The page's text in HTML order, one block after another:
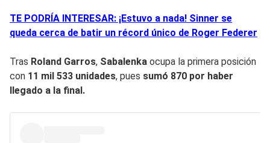
TE PODRÍA INTERESAR: ¡Estuvo a nada! Sinner se
queda cerca de batir un récord único de Roger Federer
Tras Roland Garros, Sabalenka ocupa la primera posición
con 11 mil 533 unidades, pues sumó 870 por haber
llegado a la final.